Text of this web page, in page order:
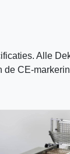
Alle
de CE-